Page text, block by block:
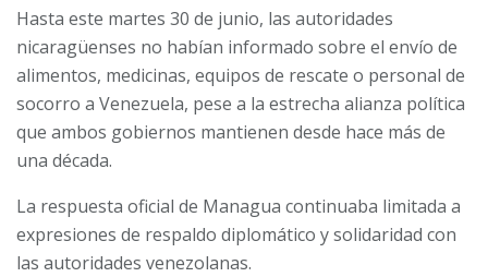
Hasta este martes 30 de junio, las autoridades
nicaragüenses no habían informado sobre el envío de
alimentos, medicinas, equipos de rescate o personal de
socorro a Venezuela, pese a la estrecha alianza política
que ambos gobiernos mantienen desde hace más de
una década.
La respuesta oficial de Managua continuaba limitada a
expresiones de respaldo diplomático y solidaridad con
las autoridades venezolanas.